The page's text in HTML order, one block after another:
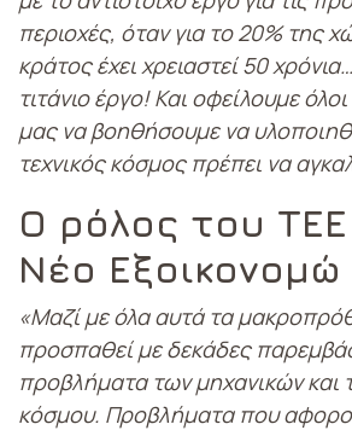
περιοχές, όταν για το 20% της
κράτος έχει χρειαστεί 50
τιτάνιο έργο! Και οφείλουμε
μας να βοηθήσουμε να
τεχνικός κόσμος πρέπει να
Ο ρόλος του
Νέο Εξοικονομώ
«Μαζί με όλα αυτά τα
προσπαθεί με δεκάδες
προβλήματα των μηχανικών και
κόσμου. Προβλήματα που